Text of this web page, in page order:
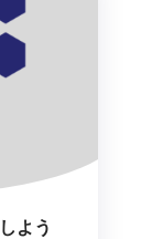
よう